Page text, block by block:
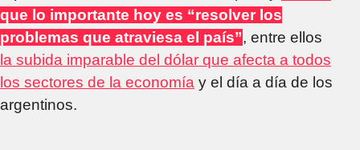
que lo importante hoy es “resolver los
problemas que atraviesa el país”, entre ellos
la subida imparable del dólar que afecta a todos
los sectores de la economía y el día a día de los
argentinos.